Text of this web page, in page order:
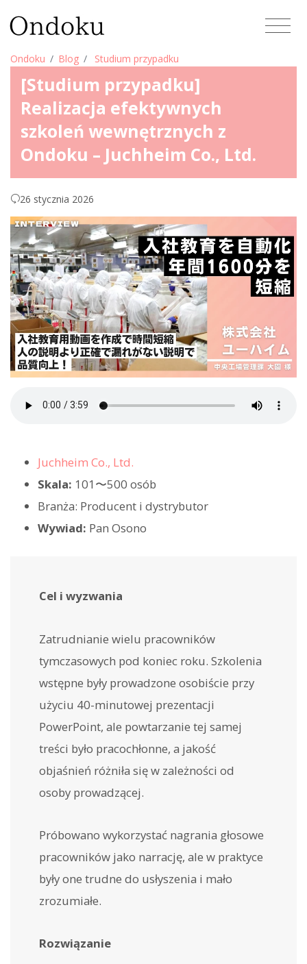
Ondoku Blog Studium przypadku
[Studium przypadku]
Realizacja efektywnych
szkoleń wewnętrznych z
Ondoku – Juchheim Co., Ltd.
26 stycznia 2026
Juchheim Co., Ltd.
Skala: 101〜500 osób
Branża: Producent i dystrybutor
Wywiad: Pan Osono
Cel i wyzwania
Zatrudnianie wielu pracowników
tymczasowych pod koniec roku. Szkolenia
wstępne były prowadzone osobiście przy
użyciu 40-minutowej prezentacji
PowerPoint, ale powtarzanie tej samej
treści było pracochłonne, a jakość
objaśnień różniła się w zależności od
osoby prowadzącej.
Próbowano wykorzystać nagrania głosowe
pracowników jako narrację, ale w praktyce
były one trudne do usłyszenia i mało
zrozumiałe.
Rozwiązanie